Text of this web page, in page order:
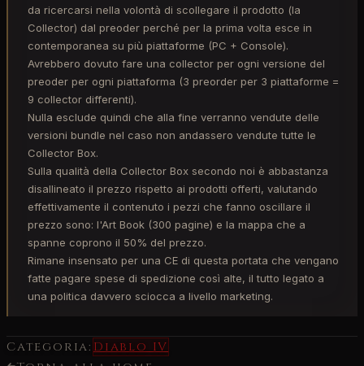
da ricercarsi nella volontà di scollegare il prodotto (la
Collector) dal preoder perché per la prima volta esce in
contemporanea su più piattaforme (PC + Console).
Avrebbero dovuto fare una collector per ogni versione del
preoder per ogni piattaforma (3 preorder per 3 piattaforme =
9 collector differenti).
Nulla esclude quindi che alla fine verranno vendute delle
versioni bundle nel caso non andassero vendute tutte le
Collector Box.
Sulla qualità della Collector Box secondo noi è abbastanza
disallineato il prezzo rispetto ai prodotti offerti, valutando
effettivamente il contenuto i pezzi che fanno oscillare il
prezzo sono: l'Art Book (300 pagine) e la mappa che a
spanne coprono il 50% del prezzo.
Rimane insensato per una CE di questa portata che vengano
fatte pagare spese di spedizione così alte, il tutto legato a
una politica davvero sciocca a livello marketing.
Categoria: Diablo IV